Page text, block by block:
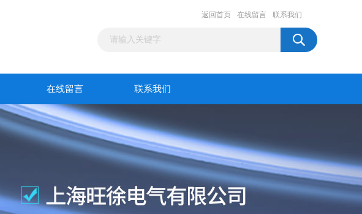
返回首页 在线留言 联系我们
在线留言 联系我们